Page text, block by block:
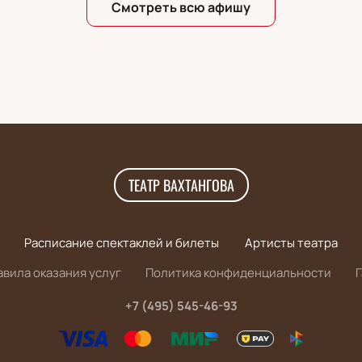
Смотреть всю афишу
ТЕАТР ВАХТАНГОВА
Расписание спектаклей и билеты
Артисты театра
оказания услуг Политика конфиденциальности
+7 (495) 545-46-93